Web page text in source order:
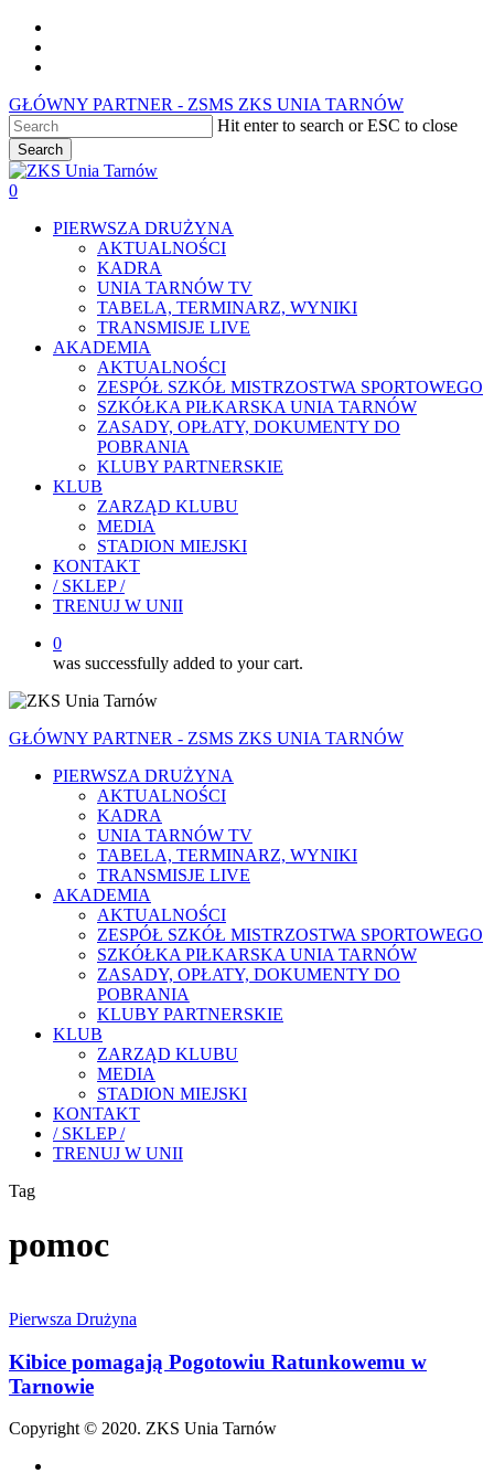
Skip
main
GŁÓWNY PARTNER - ZSMS ZKS UNIA TARNÓW
Hit enter to search or ESC to close
Search
Close
Search
0
PIERWSZA DRUŻYNA
AKTUALNOŚCI
KADRA
UNIA TARNÓW TV
TABELA, TERMINARZ, WYNIKI
TRANSMISJE LIVE
AKADEMIA
AKTUALNOŚCI
ZESPÓŁ SZKÓŁ MISTRZOSTWA SPORTOWEGO
SZKÓŁKA PIŁKARSKA UNIA TARNÓW
ZASADY, OPŁATY, DOKUMENTY DO
POBRANIA
KLUBY PARTNERSKIE
KLUB
ZARZĄD KLUBU
MEDIA
STADION MIEJSKI
KONTAKT
/ SKLEP /
TRENUJ W UNII
0
was successfully added to your cart.
GŁÓWNY PARTNER - ZSMS ZKS UNIA TARNÓW
PIERWSZA DRUŻYNA
AKTUALNOŚCI
KADRA
UNIA TARNÓW TV
TABELA, TERMINARZ, WYNIKI
TRANSMISJE LIVE
AKADEMIA
AKTUALNOŚCI
ZESPÓŁ SZKÓŁ MISTRZOSTWA SPORTOWEGO
SZKÓŁKA PIŁKARSKA UNIA TARNÓW
ZASADY, OPŁATY, DOKUMENTY DO
POBRANIA
KLUBY PARTNERSKIE
KLUB
ZARZĄD KLUBU
MEDIA
STADION MIEJSKI
KONTAKT
/ SKLEP /
TRENUJ W UNII
Tag
pomoc
pomagają
Ratunkowemu
w
Tarnowie
Pierwsza Drużyna
Kibice pomagają Pogotowiu Ratunkowemu w
Tarnowie
Copyright © 2020. ZKS Unia Tarnów